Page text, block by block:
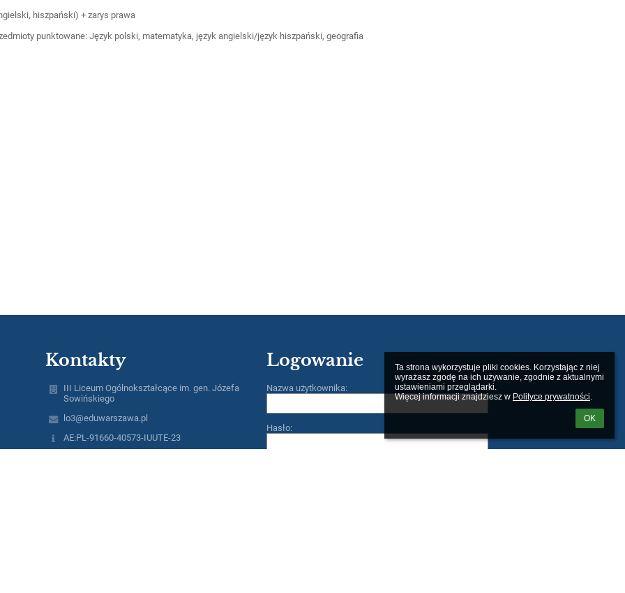
Ta strona wykorzystuje pliki cookies. Korzystając z niej
wyrażasz zgodę na ich używanie, zgodnie z aktualnymi
ustawieniami przeglądarki.
Więcej informacji znajdziesz w Polityce prywatności.
OK
hiszpański) + zarys prawa
punktowane: Język polski, matematyka, język angielski/język hiszpański, geografia
Kontakty
III Liceum Ogólnokształcące im. gen. Józefa
Sowińskiego
lo3@eduwarszawa.pl
AE:PL-91660-40573-IUUTE-23
Logowanie
Nazwa użytkownika:
Hasło: